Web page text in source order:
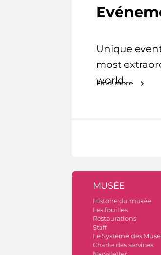
Unique
most
world.
Find more
MUSÉE
Histoire du musée
Les fouilles
Restaurations
Staff
Le Système des
Charte des services
Newsletter